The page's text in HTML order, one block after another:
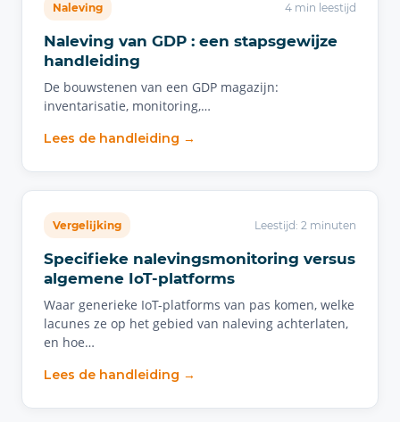
Naleving 4 min leestijd
Naleving van GDP : een stapsgewijze
handleiding
De bouwstenen van een GDP magazijn:
inventarisatie, monitoring,…
Lees de handleiding →
Vergelijking Leestijd: 2 minuten
Specifieke nalevingsmonitoring versus
algemene IoT-platforms
Waar generieke IoT-platforms van pas komen, welke
lacunes ze op het gebied van naleving achterlaten,
en hoe…
Lees de handleiding →